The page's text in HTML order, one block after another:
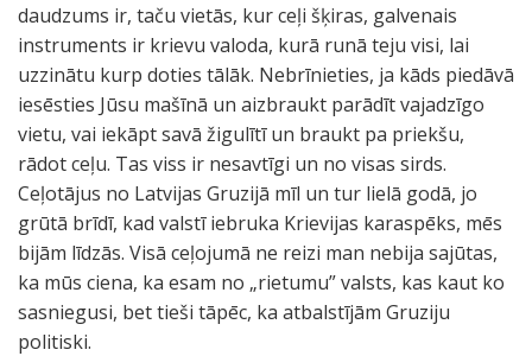
daudzums ir, taču vietās, kur ceļi šķiras, galvenais
instruments ir krievu valoda, kurā runā teju visi, lai
uzzinātu kurp doties tālāk. Nebrīnieties, ja kāds piedāvā
iesēsties Jūsu mašīnā un aizbraukt parādīt vajadzīgo
vietu, vai iekāpt savā žigulītī un braukt pa priekšu,
rādot ceļu. Tas viss ir nesavtīgi un no visas sirds.
Ceļotājus no Latvijas Gruzijā mīl un tur lielā godā, jo
grūtā brīdī, kad valstī iebruka Krievijas karaspēks, mēs
bijām līdzās. Visā ceļojumā ne reizi man nebija sajūtas,
ka mūs ciena, ka esam no „rietumu” valsts, kas kaut ko
sasniegusi, bet tieši tāpēc, ka atbalstījām Gruziju
politiski.